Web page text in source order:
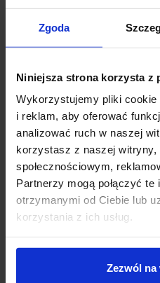
Zgoda
Niniejsza strona korzysta z
Wykorzystujemy pliki
i reklam, aby oferować
analizować ruch w naszej
korzystasz z naszej witryny,
społecznościowym,
Partnerzy mogą połączyć
otrzymanymi od Ciebie lub
korzystania z ich usług.
Zezwól
Szczegóły produktu
Zobacz także
NEON FLEX silikonowy
wąż LED 10mb 24V
IP68 profesjonalny